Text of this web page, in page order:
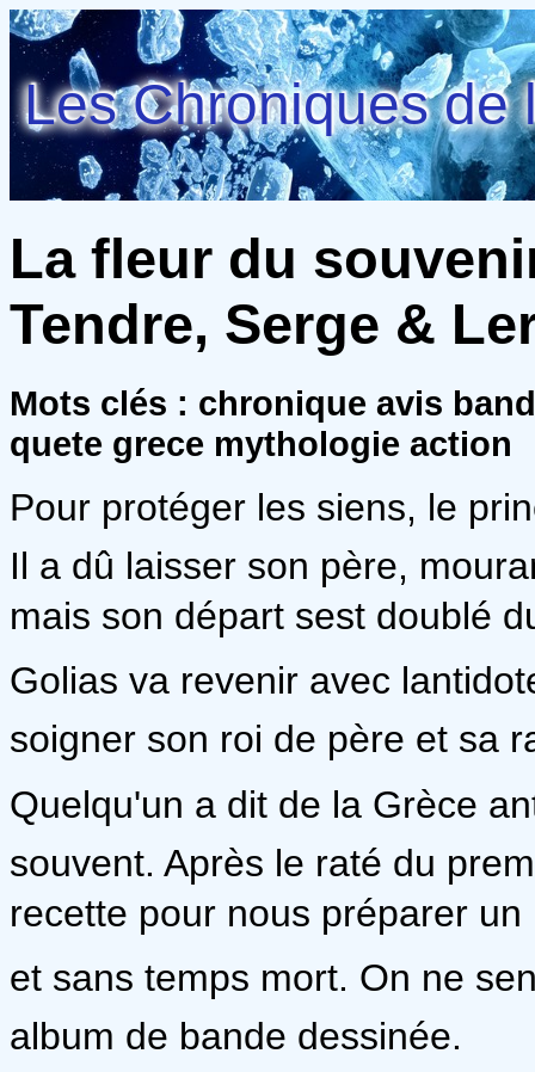
Les Chroniques de
La fleur du
Tendre, Serge &
Mots clés : chronique avis
quete grece mythologie action
Pour protéger les siens, le
Il a dû laisser son père,
mais son départ sest doublé
Golias va revenir avec
soigner son roi de père et sa
Quelqu'un a dit de la Grèce
souvent. Après le raté du
recette pour nous préparer un
et sans temps mort. On ne
album de bande dessinée.